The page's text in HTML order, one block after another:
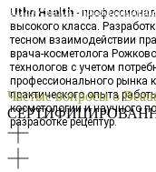
Uthn Health -
высокого класса.
тесном взаимодействии
врача-косметолога
технологов с учетом
профессионального рынка
практического опыта
косметологии и научного
разработке рецептур.
Получить презентацию
Частые вопросы о